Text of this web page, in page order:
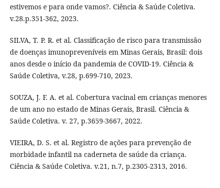
estivemos e para onde vamos?. Ciência & Saúde Coletiva.
v.28.p.351-362, 2023.
SILVA, T. P. R. et al. Classificação de risco para transmissão
de doenças imunopreveníveis em Minas Gerais, Brasil: dois
anos desde o início da pandemia de COVID-19. Ciência &
Saúde Coletiva, v.28, p.699-710, 2023.
SOUZA, J. F. A. et al. Cobertura vacinal em crianças menores
de um ano no estado de Minas Gerais, Brasil. Ciência &
Saúde Coletiva. v. 27, p.3659-3667, 2022.
VIEIRA, D. S. et al. Registro de ações para prevenção de
morbidade infantil na caderneta de saúde da criança.
Ciência & Saúde Coletiva. v.21, n.7, p.2305-2313, 2016.